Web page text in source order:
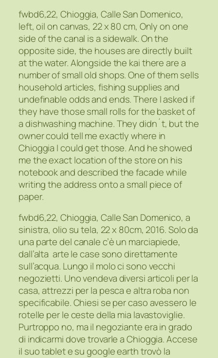
fwbd6,22, Chioggia, Calle San Domenico,
left, oil on canvas, 22 x 80 cm, Only on one
side of the canal is a sidewalk. On the
opposite side, the houses are directly built
at the water. Alongside the kai there are a
number of small old shops. One of them sells
household articles, fishing supplies and
undefinable odds and ends. There I asked if
they have those small rolls for the basket of
a dishwashing machine. They didn´t, but the
owner could tell me exactly where in
Chioggia I could get those. And he showed
me the exact location of the store on his
notebook and described the facade while
writing the address onto a small piece of
paper.
fwbd6,22, Chioggia, Calle San Domenico, a
sinistra, olio su tela, 22 x 80cm, 2016. Solo da
una parte del canale c’è un marciapiede,
dall’alta arte le case sono direttamente
sull’acqua. Lungo il molo ci sono vecchi
negozietti. Uno vendeva diversi articoli per la
casa, attrezzi per la pesca e altra roba non
specificabile. Chiesi se per caso avessero le
rotelle per le ceste della mia lavastoviglie.
Purtroppo no, ma il negoziante era in grado
di indicarmi dove trovarle a Chioggia. Accese
il suo tablet e su google earth trovò la